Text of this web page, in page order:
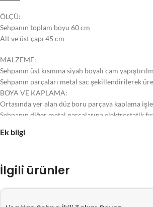
ÖLÇÜ:
Sehpanın toplam boyu 60 cm
Alt ve üst çapı 45 cm
MALZEME:
Sehpanın üst kısmına siyah boyalı cam
Sehpanın parçaları metal sac şekillendirilerek
BOYA VE KAPLAMA:
Ortasında yer alan düz boru parçaya kaplama
Sehpanın diğer metal parçalarına elektrostatik
Karton kutular içerisinde sehpa ölçüsünde özel
Ek bilgi
İlgili ürünler